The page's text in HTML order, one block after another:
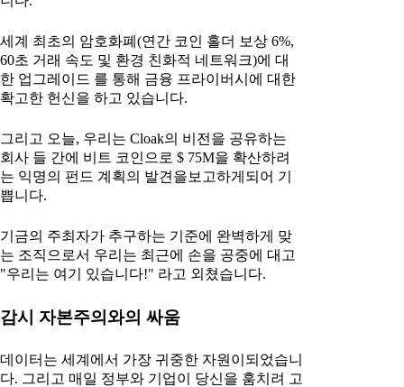
세계 최초의 암호화폐(연간 코인 홀더 보상 6%,
60초 거래 속도 및 환경 친화적 네트워크)에 대
한 업그레이드 를 통해 금융 프라이버시에 대한
확고한 헌신을 하고 있습니다.
그리고 오늘, 우리는 Cloak의 비전을 공유하는
회사 들 간에 비트 코인으로 $ 75M을 확산하려
는 익명의 펀드 계획의 발견을보고하게되어 기
쁩니다.
기금의 주최자가 추구하는 기준에 완벽하게 맞
는 조직으로서 우리는 최근에 손을 공중에 대고
"우리는 여기 있습니다!" 라고 외쳤습니다.
감시 자본주의와의 싸움
데이터는 세계에서 가장 귀중한 자원이되었습니
다. 그리고 매일 정부와 기업이 당신을 훔치려 고